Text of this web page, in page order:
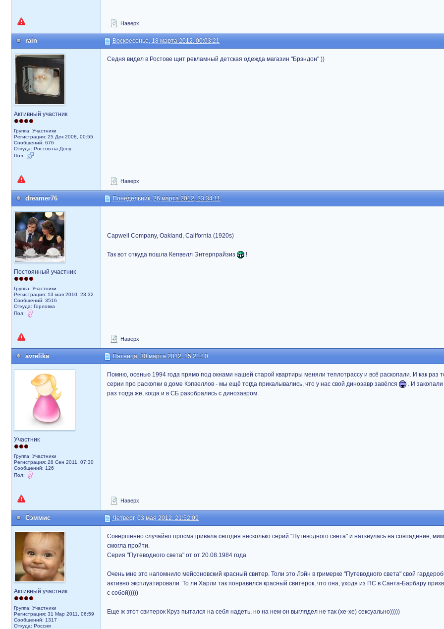
Наверх
rain Воскресенье, 18 марта 2012, 00:03:21
Активный участник
Группа: Участники
Регистрация: 25 Дек 2008, 00:55
Сообщений: 676
Откуда: Ростов-на-Дону
Пол:
Седня видел в Ростове щит рекламный детская одежда магазин "Брэндон" ))
Наверх
dreamer76 Понедельник, 26 марта 2012, 23:34:11
Постоянный участник
Группа: Участники
Регистрация: 13 мая 2010, 23:32
Сообщений: 3516
Откуда: Горловка
Пол:
Capwell Company, Oakland, California (1920s)
Так вот откуда пошла Кепвелл Энтерпрайзиз !
Наверх
avrelika Пятница, 30 марта 2012, 15:21:10
Участник
Группа: Участники
Регистрация: 28 Сен 2011, 07:30
Сообщений: 126
Пол:
Помню, осенью 1994 года прямо под окнами нашей старой квартиры меняли теплотрассу и всё раскопали. И как раз
серии про раскопки в доме Кэпвеллов - мы ещё тогда прикалывались, что у нас свой динозавр завёлся
. И закопали
раз тогда же, когда и в СБ разобрались с динозавром.
Наверх
Сэммис Четверг, 03 мая 2012, 21:52:09
Активный участник
Группа: Участники
Регистрация: 31 Мар 2011, 06:59
Сообщений: 1317
Откуда: Россия
Совершенно случайно просматривала сегодня несколько серий "Путеводного света" и наткнулась на совпадение,
смогла пройти.
Серия "Путеводного света" от от 20.08.1984 года
Очень мне это напомнило мейсоновский красный свитер. Толи это Лэйн в гримерке "Путеводного света" свой
активно эксплуатировали. То ли Харли так понравился красный свитерок, что она, уходя из ПС в Санта-Барбару
с собой)))))
Еще ж этот свитерок Круз пытался на себя надеть, но на нем он выглядел не так (хе-хе) сексуально)))))